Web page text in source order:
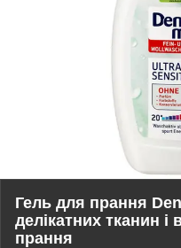
Гель для прання
делікатних тканин і
прання